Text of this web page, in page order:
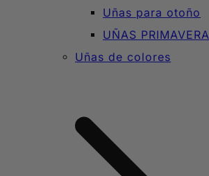
Uñas para otoño
UÑAS PRIMAVERA
Uñas de colores